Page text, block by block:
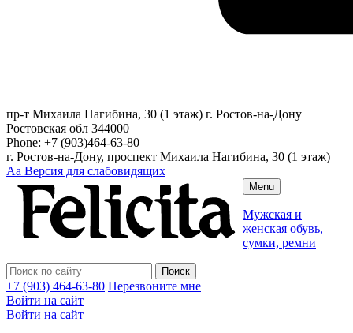
пр-т Михаила Нагибина, 30 (1 этаж) г. Ростов-на-Дону
Ростовская обл 344000
Phone: +7 (903)464-63-80
г. Ростов-на-Дону, проспект Михаила Нагибина, 30 (1 этаж)
Аа Версия для слабовидящих
Menu
Мужская и
женская обувь,
сумки, ремни
+7 (903) 464-63-80 Перезвоните мне
Войти на сайт
Войти на сайт